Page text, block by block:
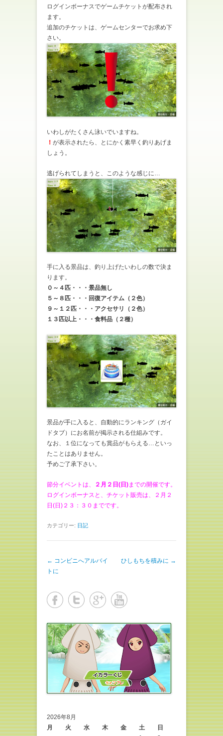
ログインボーナスでゲームチケットが配布され
ます。
追加のチケットは、ゲームセンターでお求め下
さい。
いわしがたくさん泳いでいますね。
！ が表示されたら、とにかく素早く釣りあげま
しょう。
逃げられてしまうと、このような感じに…
手に入る景品は、釣り上げたいわしの数で決ま
ります。
０～４匹・・・景品無し
５～８匹・・・回復アイテム（２色）
９～１２匹・・・アクセサリ（２色）
１３匹以上・・・食料品（２種）
景品が手に入ると、自動的にランキング（ガイ
ドタブ）にお名前が掲示される仕組みです。
なお、１位になっても賞品がもらえる…といっ
たことはありません。
予めご了承下さい。
節分イベントは、 ２月２日(日)までの開催です。
ログインボーナスと、チケット販売は、２月２
日(日)２３：３０までです。
カテゴリー: 日記
投稿ナビゲーション
← コンビニへアルバイ
トに
ひしもちを積みに →
2026年8月
月
火 水 木 金 土
日